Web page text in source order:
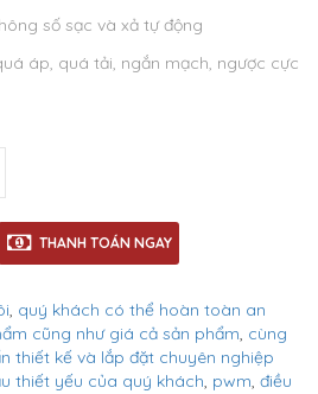
số sạc và xả tự động
áp, quá tải, ngắn mạch, ngược cực
THANH TOÁN NGAY
, quý khách có thể hoàn toàn an
cũng như giá cả sản phẩm, cùng
thiết kế và lắp đặt chuyên nghiệp
thiết yếu của quý khách, pwm, điều